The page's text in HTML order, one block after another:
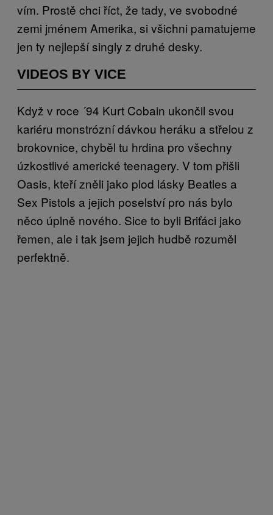
vím. Prostě chci říct, že tady, ve svobodné
zemi jménem Amerika, si všichni pamatujeme
jen ty nejlepší singly z druhé desky.
VIDEOS BY VICE
Když v roce ´94 Kurt Cobain ukončil svou
kariéru monstrózní dávkou heráku a střelou z
brokovnice, chyběl tu hrdina pro všechny
úzkostlivé americké teenagery. V tom přišli
Oasis, kteří zněli jako plod lásky Beatles a
Sex Pistols a jejich poselství pro nás bylo
něco úplně nového. Sice to byli Briťáci jako
řemen, ale i tak jsem jejich hudbě rozuměl
perfektně.